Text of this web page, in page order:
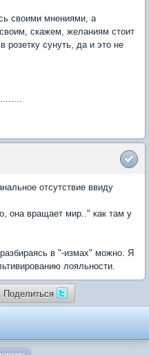
своими мнениями, а
скажем, желаниям стоит
розетку сунуть, да и это не
отсутствие ввиду
она вращает мир.." как там у
в "-измах" можно. Я
лояльности.
Поделиться